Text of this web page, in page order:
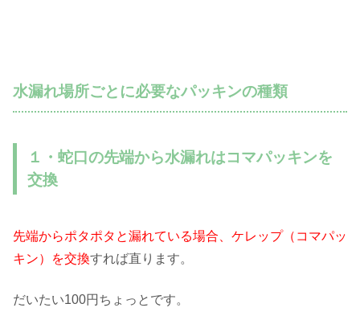
水漏れ場所ごとに必要なパッキンの種類
１・蛇口の先端から水漏れはコマパッキンを
交換
先端からポタポタと漏れている場合、ケレップ（コマパッ
キン）を交換すれば直ります。
だいたい100円ちょっとです。